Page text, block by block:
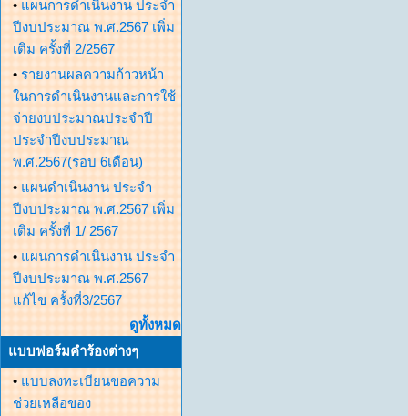
• แผนการดำเนินงาน ประจำ
ปีงบประมาณ พ.ศ.2567 เพิ่ม
เติม ครั้งที่ 2/2567
• รายงานผลความก้าวหน้า
ในการดำเนินงานและการใช้
จ่ายงบประมาณประจำปี
ประจำปีงบประมาณ
พ.ศ.2567(รอบ 6เดือน)
• แผนดำเนินงาน ประจำ
ปีงบประมาณ พ.ศ.2567 เพิ่ม
เติม ครั้งที่ 1/ 2567
• แผนการดำเนินงาน ประจำ
ปีงบประมาณ พ.ศ.2567
แก้ไข ครั้งที่3/2567
ดูทั้งหมด
แบบฟอร์มคำร้องต่างๆ
• แบบลงทะเบียนขอความ
ช่วยเหลือของ